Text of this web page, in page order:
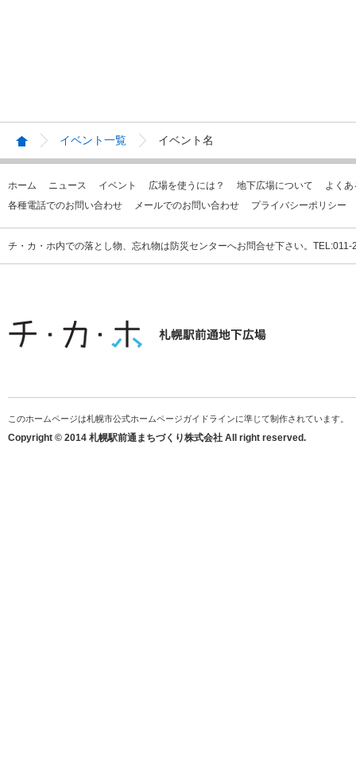
イベント一覧 イベント名
ホーム ニュース イベント 広場を使うには？ 地下広場について
よく
各種電話でのお問い合わせ
メールでのお問い合わせ プライバシーポリシー
チ・カ・ホ内での落とし物、忘れ物は防災センターへお問合せ下さい。
このホームページは札幌市公式ホームページガイドラインに準じて制作されています。
Copyright © 2014 札幌駅前通まちづくり株式会社 All right reserved.